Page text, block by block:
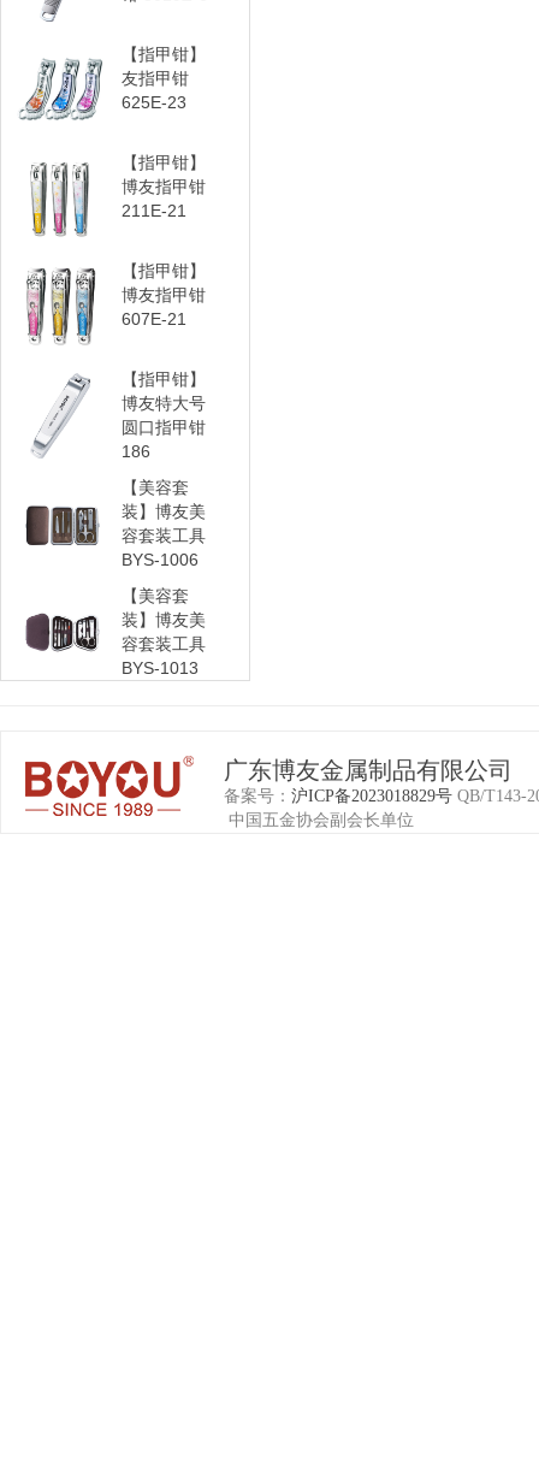
【指甲钳】
友指甲钳
625E-23
【指甲钳】
博友指甲钳
211E-21
【指甲钳】
博友指甲钳
607E-21
【指甲钳】
博友特大号
圆口指甲钳
186
【美容套
装】博友美
容套装工具
BYS-1006
【美容套
装】博友美
容套装工具
BYS-1013
广东博友金属制品有限公司
备案号： 沪ICP备2023018829号 QB/T143-
中国五金协会副会长单位